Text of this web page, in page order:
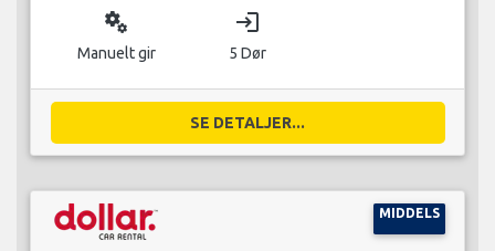
miscellaneous_services
Manuelt gir
login
5 Dør
SE DETALJER...
MIDDELS